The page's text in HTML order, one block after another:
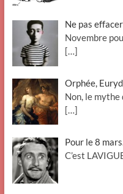
Ne pas effacer
Novembre
[…]
Orphée,
Non, le mythe
[…]
Pour le 8 mars.
C’est